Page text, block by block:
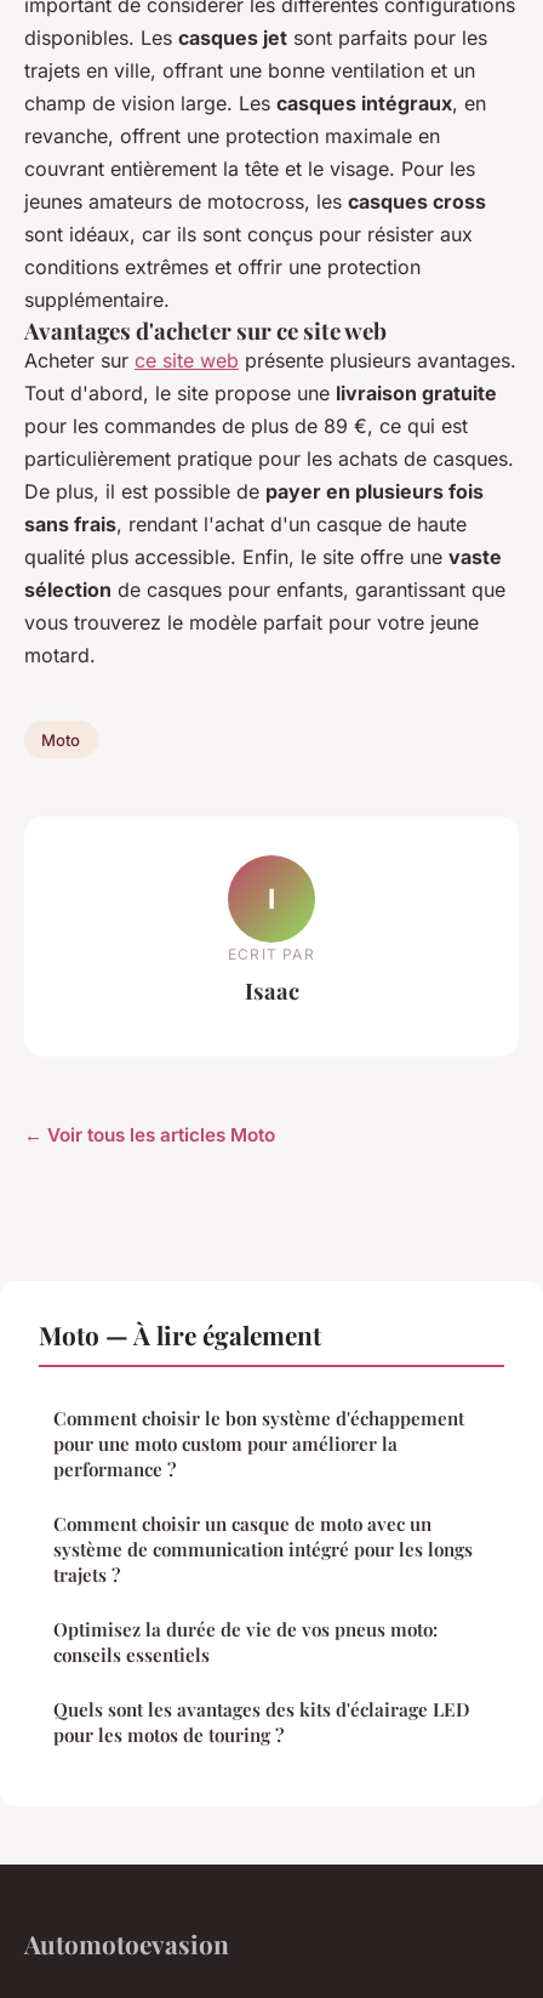
disponibles. Les casques jet sont parfaits pour les
trajets en ville, offrant une bonne ventilation et un
champ de vision large. Les casques intégraux, en
revanche, offrent une protection maximale en
couvrant entièrement la tête et le visage. Pour les
jeunes amateurs de motocross, les casques cross
sont idéaux, car ils sont conçus pour résister aux
conditions extrêmes et offrir une protection
supplémentaire.
Avantages d'acheter sur ce site web
Acheter sur ce site web présente plusieurs avantages.
Tout d'abord, le site propose une livraison gratuite
pour les commandes de plus de 89 €, ce qui est
particulièrement pratique pour les achats de casques.
De plus, il est possible de payer en plusieurs fois
sans frais, rendant l'achat d'un casque de haute
qualité plus accessible. Enfin, le site offre une vaste
sélection de casques pour enfants, garantissant que
vous trouverez le modèle parfait pour votre jeune
motard.
Moto
I
ECRIT PAR
Isaac
← Voir tous les articles Moto
Moto — À lire également
Comment choisir le bon système d'échappement
pour une moto custom pour améliorer la
performance ?
Comment choisir un casque de moto avec un
système de communication intégré pour les longs
trajets ?
Optimisez la durée de vie de vos pneus moto:
conseils essentiels
Quels sont les avantages des kits d'éclairage LED
pour les motos de touring ?
Automotoevasion